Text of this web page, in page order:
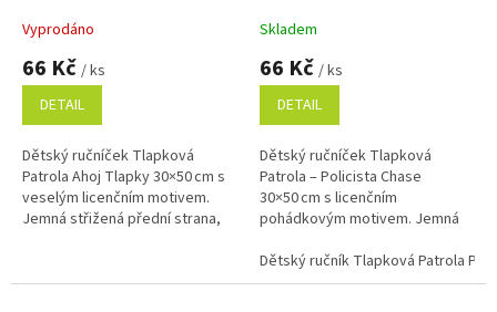
Vyprodáno
66 Kč / ks
DETAIL
Dětský ručníček Tlapková
Patrola Ahoj Tlapky 30×50 cm s
veselým licenčním motivem.
Jemná střižená přední strana,
Skladem
66 Kč / ks
DETAIL
Dětský ručníček Tlapková
Patrola – Policista Chase
30×50 cm s licenčním
pohádkovým motivem. Jemná
froté na rubu a 100% bavlna.
Dětský ručník Tlapková Patrola